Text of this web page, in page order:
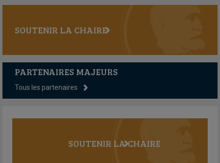
SOUTENIR LA CHAIRE
PARTENAIRES MAJEURS
Tous les partenaires
SOUTENIR LA CHAIRE